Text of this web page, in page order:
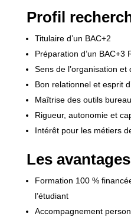
Profil
Titulaire d’un BAC+2
Préparation d’un BAC+3
Sens de l’organisation
Bon relationnel et esprit
Maîtrise des outils
Rigueur, autonomie et
Intérêt pour les métiers
Les avantages
Formation 100 %
l’étudiant
Accompagnement